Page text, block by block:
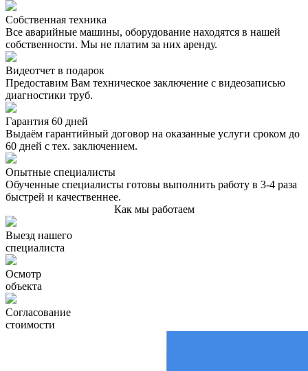
Собственная техника
Все аварийные машины, оборудование находятся в нашей
собственности. Мы не платим за них аренду.
Видеотчет в подарок
Предоставим Вам техническое заключение с видеозаписью
диагностики труб.
Гарантия 60 дней
Выдаём гарантийный договор на оказанные услуги сроком до
60 дней с тех. заключением.
Опытные специалисты
Обученные специалисты готовы выполнить работу в 3-4 раза
быстрей и качественнее.
Как мы работаем
Выезд нашего
специалиста
Осмотр
объекта
Согласование
стоимости